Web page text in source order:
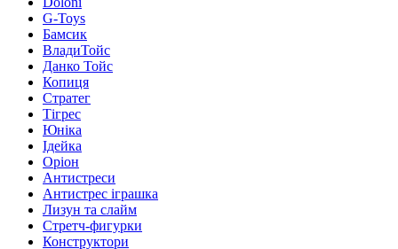
G-Toys
Бамсик
ВладиТойс
Данко Тойс
Копиця
Стратег
Тігрес
Юніка
Ідейка
Оріон
Антистреси
Антистрес іграшка
Лизун та слайм
Стретч-фигурки
Конструктори